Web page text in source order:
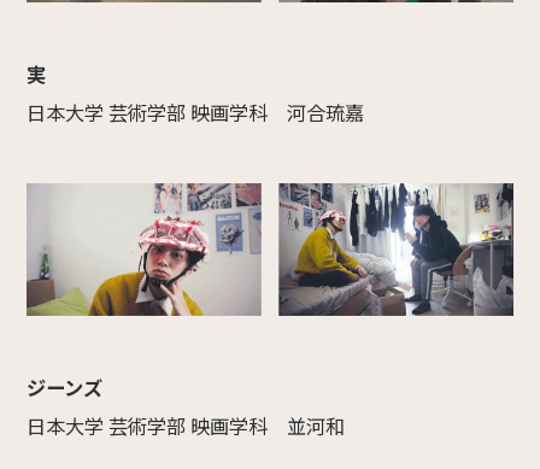
実
日本大学 芸術学部 映画学科 河合琉嘉
ジーンズ
日本大学 芸術学部 映画学科 並河和